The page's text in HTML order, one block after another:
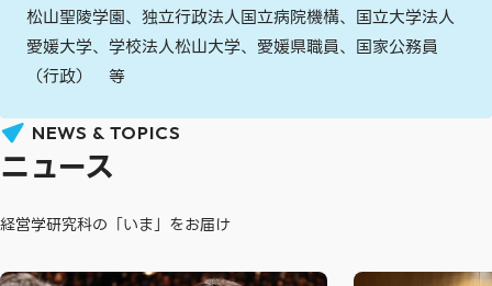
松山聖陵学園、独立行政法人国立病院機構、国立大学法人
愛媛大学、学校法人松山大学、愛媛県職員、国家公務員
（行政） 等
NEWS & TOPICS
ニュース
経営学研究科の「いま」をお届け